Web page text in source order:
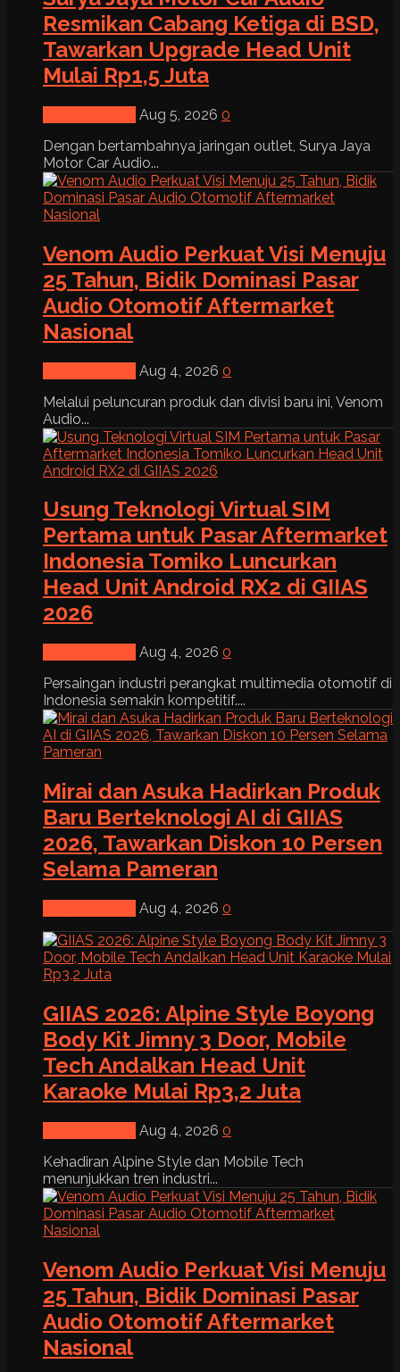
Resmikan Cabang Ketiga di BSD,
Tawarkan Upgrade Head Unit
Mulai Rp1,5 Juta
Aug 5, 2026 0
Dengan bertambahnya jaringan outlet, Surya Jaya
Motor Car Audio...
Venom Audio Perkuat Visi Menuju
25 Tahun, Bidik Dominasi Pasar
Audio Otomotif Aftermarket
Nasional
Aug 4, 2026 0
Melalui peluncuran produk dan divisi baru ini, Venom
Audio...
Usung Teknologi Virtual SIM
Pertama untuk Pasar Aftermarket
Indonesia Tomiko Luncurkan
Head Unit Android RX2 di GIIAS
2026
Aug 4, 2026 0
Persaingan industri perangkat multimedia otomotif di
Indonesia semakin kompetitif....
Mirai dan Asuka Hadirkan Produk
Baru Berteknologi AI di GIIAS
2026, Tawarkan Diskon 10 Persen
Selama Pameran
Aug 4, 2026 0
GIIAS 2026: Alpine Style Boyong
Body Kit Jimny 3 Door, Mobile
Tech Andalkan Head Unit
Karaoke Mulai Rp3,2 Juta
Aug 4, 2026 0
Kehadiran Alpine Style dan Mobile Tech
menunjukkan tren industri...
Venom Audio Perkuat Visi Menuju
25 Tahun, Bidik Dominasi Pasar
Audio Otomotif Aftermarket
Nasional